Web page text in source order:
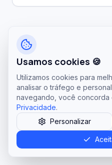
Usamos cookies 🍪
Utilizamos cookies para
analisar o tráfego e
navegando, você concorda
Privacidade.
Personalizar